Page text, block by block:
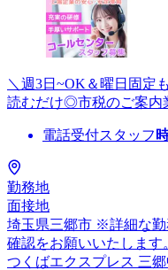
＼週3日~OK＆曜日固定
読むだけ◎市税のご案内
電話受付スタッフ
勤務地
面接地
埼玉県三郷市 ※詳細な
確認をお願いいたします
つくばエクスプレス 三